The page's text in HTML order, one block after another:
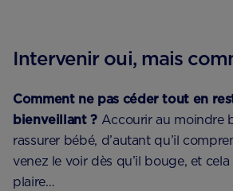
Intervenir oui, mais
Comment ne pas céder tout en
bienveillant ? Accourir au moindre
rassurer bébé, d’autant qu’il
venez le voir dès qu’il bouge, et
plaire…